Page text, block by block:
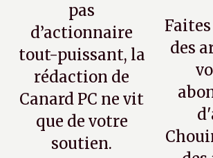
pas
d’actionnaire
tout-puissant, la
rédaction de
Canard PC ne vit
que de votre
soutien.
des